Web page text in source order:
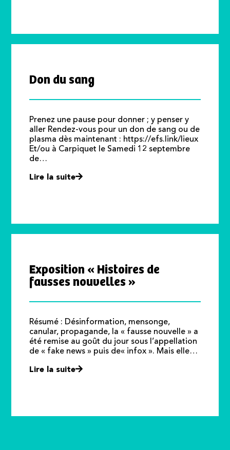
Don du sang
Prenez une pause pour donner ; y penser y
aller Rendez-vous pour un don de sang ou de
plasma dès maintenant : https://efs.link/lieux
Et/ou à Carpiquet le Samedi 12 septembre
de…
Lire la suite
Exposition « Histoires de
fausses nouvelles »
Résumé : Désinformation, mensonge,
canular, propagande, la « fausse nouvelle » a
été remise au goût du jour sous l’appellation
de « fake news » puis de« infox ». Mais elle…
Lire la suite